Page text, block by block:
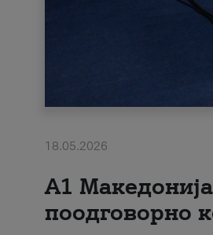
18.05.2026
A1
поодговорно